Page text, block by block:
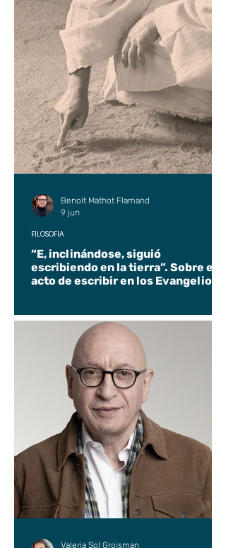
“E, inclinándose, siguió
escribiendo en la tierra”. Sobre el
acto de escribir en los Evangelios.
FILOSOFÍA
Benoit Mathot Flamand
9 jun
Valeria Sol Groisman